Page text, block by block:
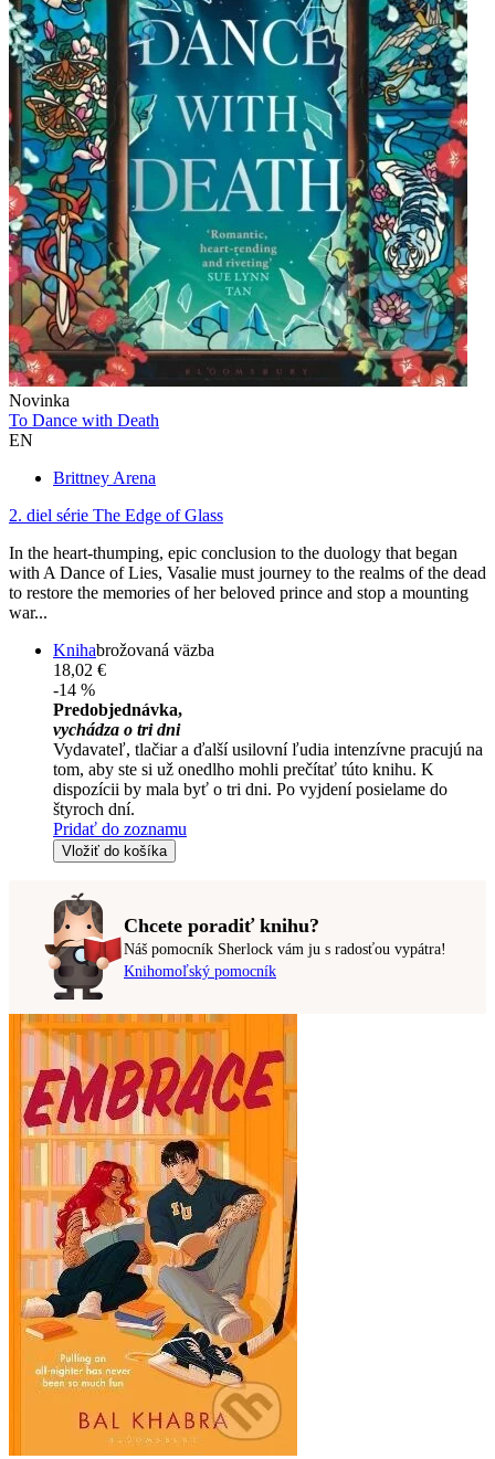
Novinka
To Dance with Death
EN
Brittney Arena
2. diel série The Edge of Glass
In the heart-thumping, epic conclusion to the duology that began
with A Dance of Lies, Vasalie must journey to the realms of the dead
to restore the memories of her beloved prince and stop a mounting
war...
Knihabrožovaná väzba
18,02 €
-14 %
Predobjednávka,
vychádza o tri dni
Vydavateľ, tlačiar a ďalší usilovní ľudia intenzívne pracujú na
tom, aby ste si už onedlho mohli prečítať túto knihu. K
dispozícii by mala byť o tri dni. Po vyjdení posielame do
štyroch dní.
Pridať do zoznamu
Vložiť do košíka
Chcete poradiť knihu?
Náš pomocník Sherlock vám ju s radosťou vypátra!
Knihomoľský pomocník